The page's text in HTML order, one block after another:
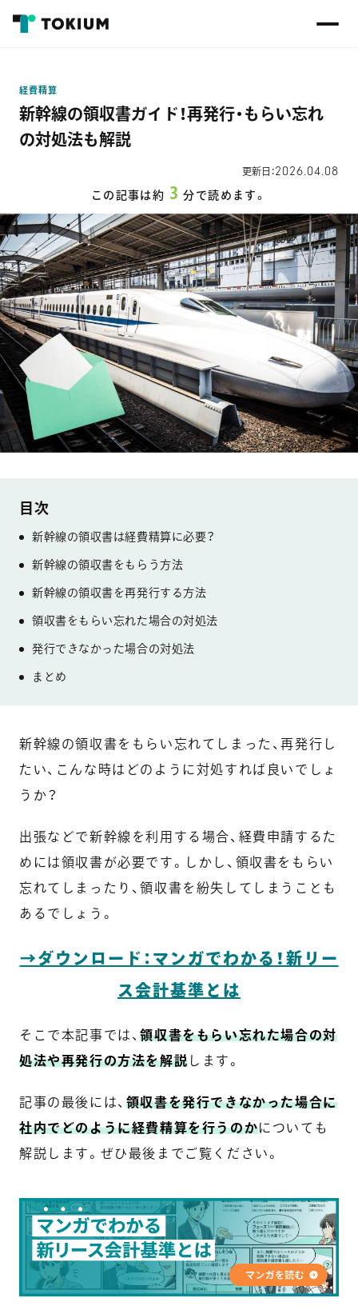
経費精算
新幹線の領収書ガイド！再発行・もらい忘れ
の対処法も解説
更新日：2026.04.08
この記事は約 3分で読めます。
新幹線の領収書は経費精算に必要？
新幹線の領収書をもらう方法
新幹線の領収書を再発行する方法
領収書をもらい忘れた場合の対処法
発行できなかった場合の対処法
まとめ
新幹線の領収書をもらい忘れてしまった、再発行し
たい、こんな時はどのように対処すれば良いでしょ
うか？
出張などで新幹線を利用する場合、経費申請するた
めには領収書が必要です。しかし、領収書をもらい
忘れてしまったり、領収書を紛失してしまうことも
あるでしょう。
→ダウンロード：マンガでわかる！新リー
ス会計基準とは
そこで本記事では、領収書をもらい忘れた場合の対
処法や再発行の方法を解説 します。
記事の最後には、 領収書を発行できなかった場合に
社内でどのように経費精算を行うのかについても
解説します。ぜひ最後までご覧ください。